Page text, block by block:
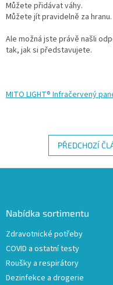
Můžete přidávat váhy.
Můžete jít pravidelně za hranu.
Ale možná jste právě našli
tak, jak si představujete.
MITO LIGHT® Infračervený
PŘEDCHOZÍ
Nabídka sortimentu
Zdravotnické potřeby
COVID a ostatní testy
Roušky a respirátory
Dezinfekce a drogerie